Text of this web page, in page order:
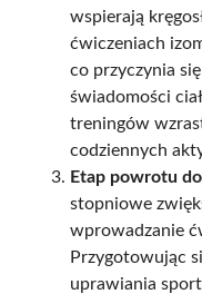
wspierają
ćwiczeniach
co przyczynia
świadomości
treningów
codziennych
Etap powrotu
stopniowe
wprowadzanie
Przygotowując
uprawiania